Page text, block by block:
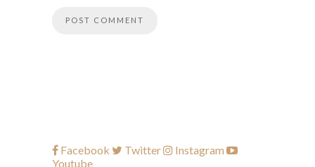
Facebook Twitter
Instagram
Youtube